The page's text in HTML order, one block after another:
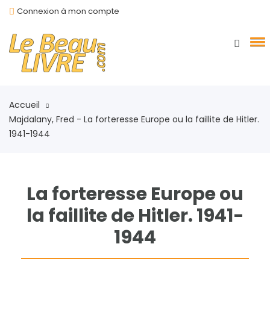
Connexion à mon compte
Accueil
Majdalany, Fred - La forteresse Europe ou la faillite de Hitler.
1941-1944
La forteresse Europe ou
la faillite de Hitler. 1941-
1944